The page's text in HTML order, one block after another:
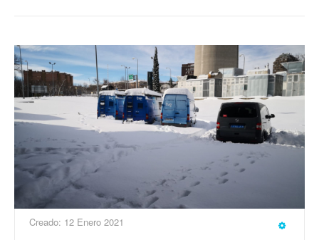
Creado: 12 Enero 2021